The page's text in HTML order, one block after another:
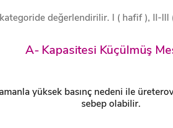
değerlendirilir. I ( hafif ), II-
A- Kapasitesi Küçülmüş
yüksek basınç nedeni ile
sebep olabilir.